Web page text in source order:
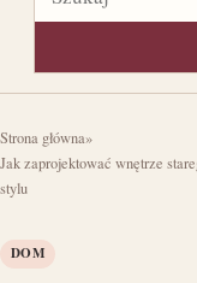
Strona główna»
Jak zaprojektować wnętrze
stylu
DOM